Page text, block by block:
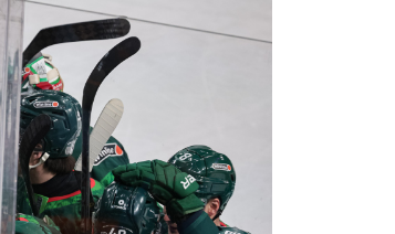
и Face
будет
Рекомендуем
состоянием как основа
антихрупких команд